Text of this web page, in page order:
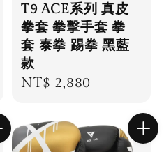
T9 ACE系列 真皮
拳套 拳擊手套 拳
套 泰拳 踢拳 黑藍
款
Regular
NT$ 2,880